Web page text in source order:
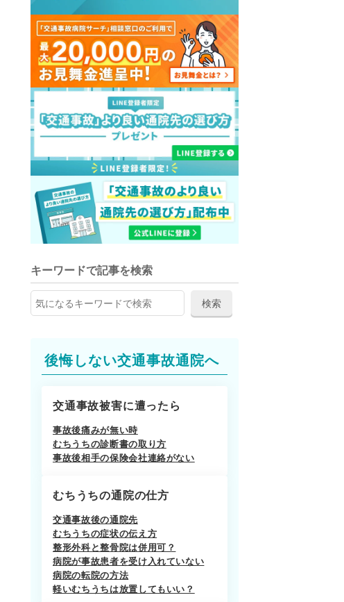
キーワードで記事を検索
後悔しない交通事故通院へ
交通事故被害に遭ったら
事故後痛みが無い時
むちうちの診断書の取り方
事故後相手の保険会社連絡がない
むちうちの通院の仕方
交通事故後の通院先
むちうちの症状の伝え方
整形外科と整骨院は併用可？
病院が事故患者を受け入れていない
病院の転院の方法
軽いむちうちは放置してもいい？